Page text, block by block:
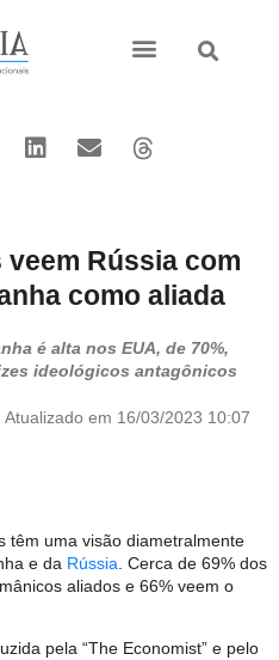
Rússia com
como aliada
é alta nos EUA, de 70%,
ideológicos antagônicos
Atualizado em 16/03/2023 10:07
têm uma visão diametralmente
e da Rússia . Cerca de 69% dos
aliados e 66% veem o
pela “The Economist” e pelo